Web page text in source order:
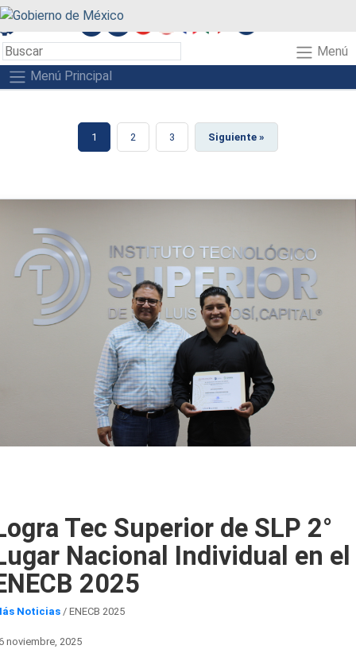
Menú
Menú Principal
1 2 3 Siguiente »
Tec Superior de SLP 2°
Nacional Individual en el
2025
Noticias / ENECB 2025
noviembre, 2025